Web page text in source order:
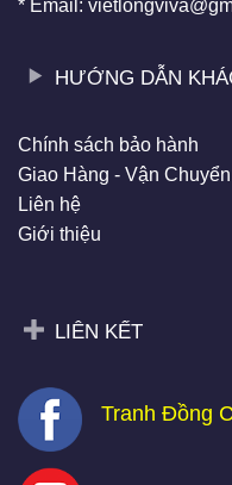
* Email:
HƯỚNG DẪN
Chính sách bảo hành
Giao Hàng - Vận Chuyển
Liên hệ
Giới thiệu
LIÊN KẾT
Tranh Đồng